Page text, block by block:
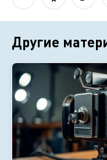
Другие